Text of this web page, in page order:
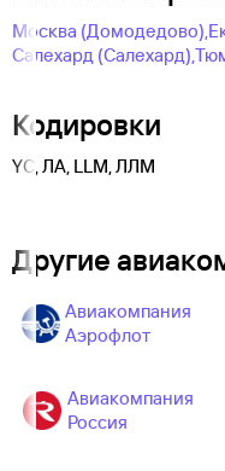
Москва (Домодедово),
Салехард (Салехард),
Кодировки
YC, ЛА, LLM, ЛЛМ
Другие
Авиакомпания
Аэрофлот
Авиакомпания
Россия